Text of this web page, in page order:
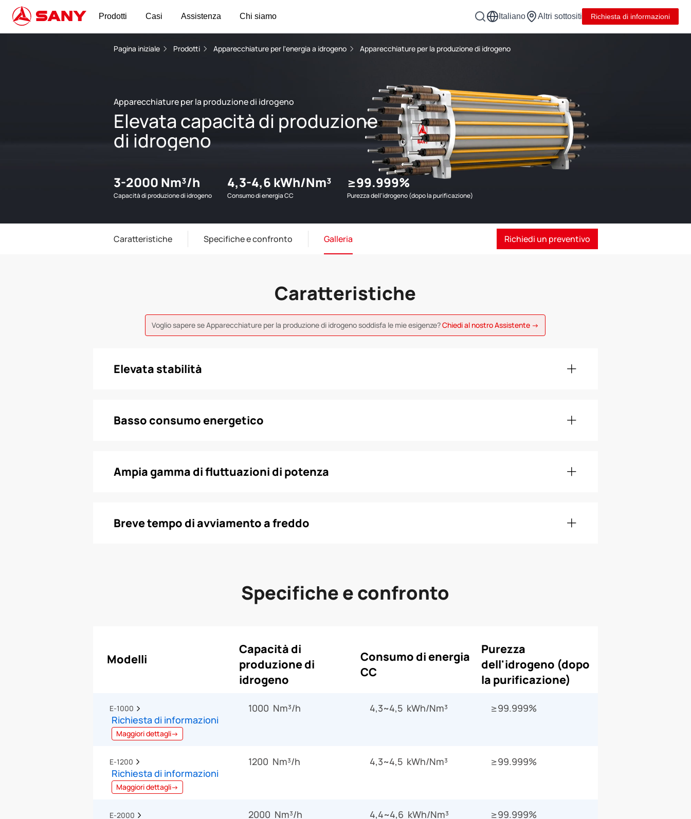
Prodotti Casi Assistenza Chi siamo Italiano Altri sottositi Richiesta di informazioni
Pagina iniziale Prodotti Apparecchiature per l'energia a idrogeno Apparecchiature per la produzione di idrogeno
Apparecchiature per la produzione di idrogeno
Elevata capacità di produzione
di idrogeno
3-2000 Nm³/h
Capacità di produzione di idrogeno
4,3-4,6 kWh/Nm³
Consumo di energia CC
≥99.999%
Purezza dell'idrogeno (dopo la purificazione)
Caratteristiche Specifiche e confronto Galleria Richiedi un preventivo
Caratteristiche
Voglio sapere se Apparecchiature per la produzione di idrogeno soddisfa le mie esigenze?Chiedi al nostro Assistente →
Elevata stabilità
Basso consumo energetico
Ampia gamma di fluttuazioni di potenza
Breve tempo di avviamento a freddo
Specifiche e confronto
Modelli
Capacità di
produzione di
idrogeno
Consumo di energia
CC
Purezza
dell'idrogeno (dopo
la purificazione)
E-1000
Richiesta di informazioni
Maggiori dettagli→
1000 Nm³/h 4,3~4,5 kWh/Nm³ ≥99.999%
E-1200
Richiesta di informazioni
Maggiori dettagli→
1200 Nm³/h 4,3~4,5 kWh/Nm³ ≥99.999%
E-2000 2000 Nm³/h 4,4~4,6 kWh/Nm³ ≥99.999%